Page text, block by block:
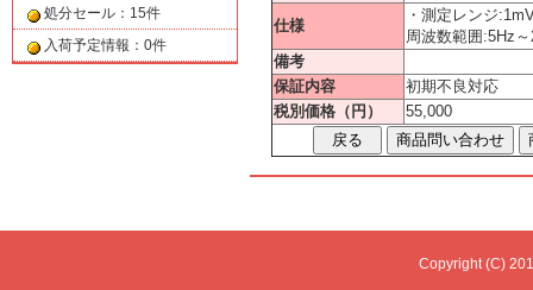
処分セール：15件
入荷予定情報：0件
仕様
・測定レンジ
周波数範囲:5Hz
備考
保証内容
初期不良対応
税別価格（円）
55,000
Copyright (C)